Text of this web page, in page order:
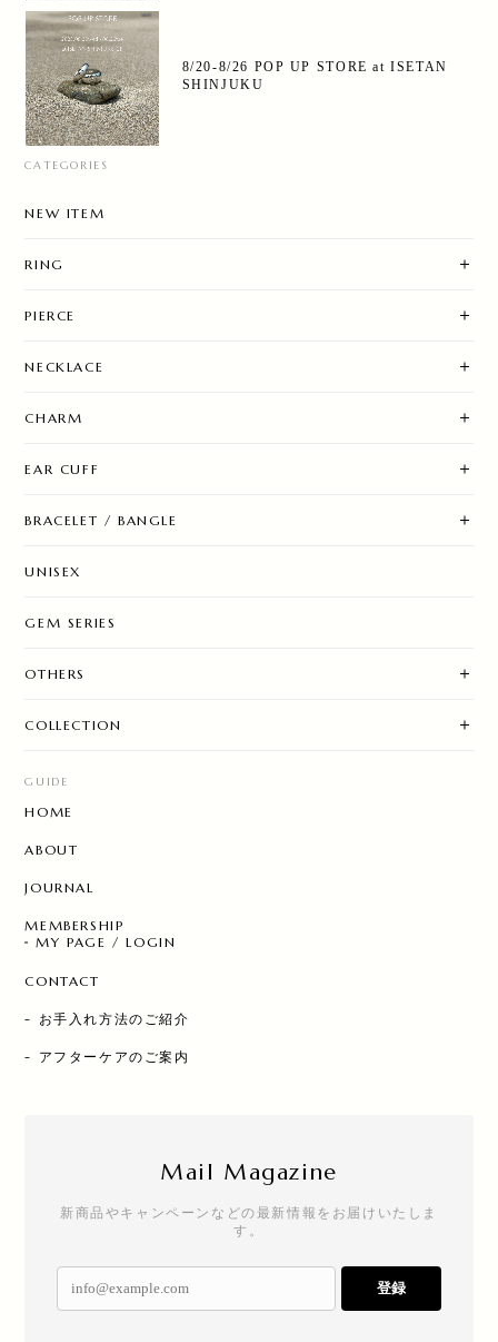
8/20-8/26 POP UP STORE at ISETAN
SHINJUKU
CATEGORIES
NEW ITEM
RING
PIERCE
NECKLACE
CHARM
EAR CUFF
BRACELET / BANGLE
UNISEX
GEM SERIES
OTHERS
COLLECTION
GUIDE
HOME
ABOUT
JOURNAL
MEMBERSHIP
MY PAGE / LOGIN
CONTACT
- お手入れ方法のご紹介
- アフターケアのご案内
Mail Magazine
新商品やキャンペーンなどの最新情報をお届けいたしま
す。
登録